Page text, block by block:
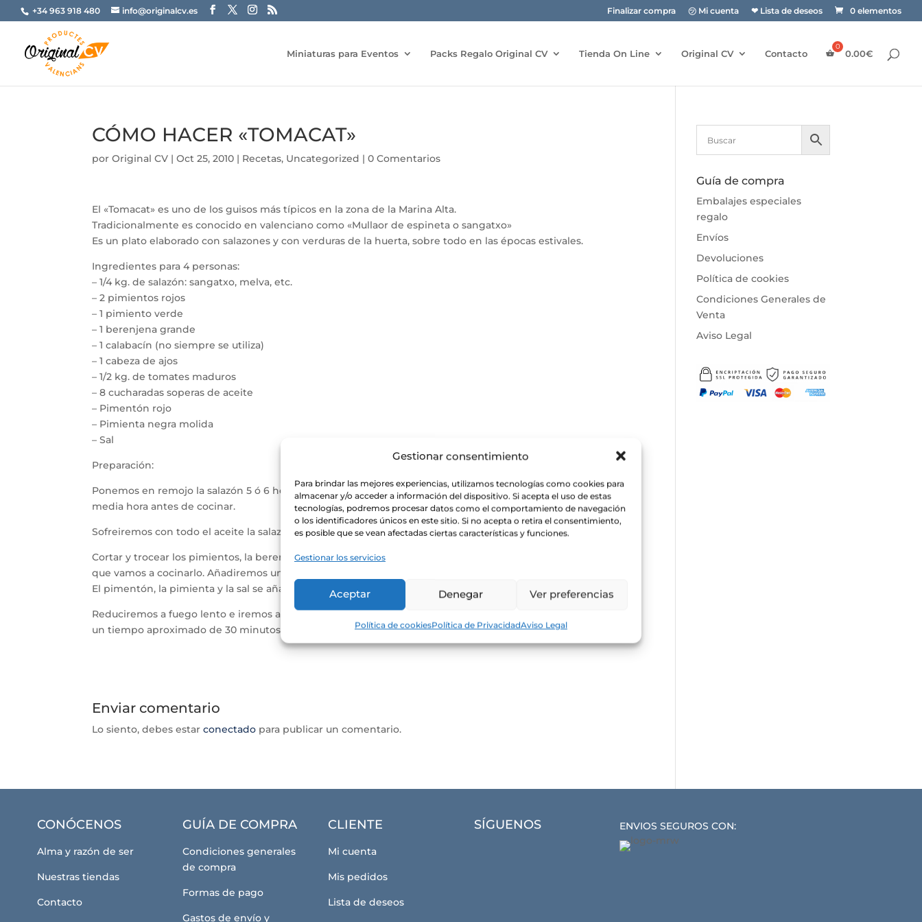
Gestionar consentimiento
Para brindar las mejores experiencias, utilizamos tecnologías como cookies para
almacenar y/o acceder a información del dispositivo. Si acepta el uso de estas
tecnologías, podremos procesar datos como el comportamiento de navegación
o los identificadores únicos en este sitio. Si no acepta o retira el consentimiento,
es posible que se vean afectadas ciertas características y funciones.
Gestionar los servicios
Aceptar Denegar Ver preferencias
Política de cookiesPolítica de PrivacidadAviso Legal
+34 963 918 480 info@originalcv.es Finalizar compra ㋡ Mi cuenta ❤ Lista de deseos 0 elementos
Miniaturas para Eventos Packs Regalo Original CV Tienda On Line Original CV Contacto 0.00€
CÓMO HACER «TOMACAT»
porOriginal CV |Oct 25, 2010 | Recetas, Uncategorized |0 Comentarios
El «Tomacat» es uno de los guisos más típicos en la zona de la Marina Alta.
Tradicionalmente es conocido en valenciano como «Mullaor de espineta o sangatxo»
Es un plato elaborado con salazones y con verduras de la huerta, sobre todo en las épocas estivales.
Ingredientes para 4 personas:
– 1/4 kg. de salazón: sangatxo, melva, etc.
– 2 pimientos rojos
– 1 pimiento verde
– 1 berenjena grande
– 1 calabacín (no siempre se utiliza)
– 1 cabeza de ajos
– 1/2 kg. de tomates maduros
– 8 cucharadas soperas de aceite
– Pimentón rojo
– Pimienta negra molida
– Sal
Preparación:
Ponemos en remojo la salazón 5 ó 6 horas, cambiando el agua tres o cuatro veces. Sacar y dejar escurrir una
media hora antes de cocinar.
Sofreiremos con todo el aceite la salazón, los ajos y a continuación sacamos y reservamos.
Cortar y trocear los pimientos, la berenjena y el calabacín, pochándolo a fuego medio en el mismo caldero
que vamos a cocinarlo. Añadiremos un par de tomates rallados y el resto troceado muy pequeño.
El pimentón, la pimienta y la sal se añadirán al gusto del cocinero.
Reduciremos a fuego lento e iremos agitando el caldero cada 4 ó 5 minutos, para que no se pegue durante
un tiempo aproximado de 30 minutos.
Enviar comentario
Lo siento, debes estarconectado para publicar un comentario.
Guía de compra
Embalajes especiales
regalo
Envíos
Devoluciones
Política de cookies
Condiciones Generales de
Venta
Aviso Legal
CONÓCENOS
Alma y razón de ser
Nuestras tiendas
Contacto
GUÍA DE COMPRA
Condiciones generales
de compra
Formas de pago
Gastos de envío y
CLIENTE
Mi cuenta
Mis pedidos
Lista de deseos
SÍGUENOS ENVIOS SEGUROS CON: